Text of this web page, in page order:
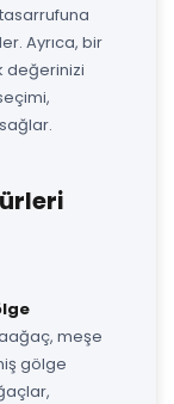
Ayrıca, bir
değerinizi
meşe
gölge